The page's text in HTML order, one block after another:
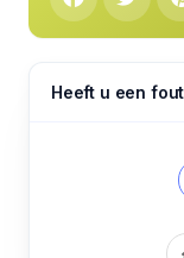
Heeft u een